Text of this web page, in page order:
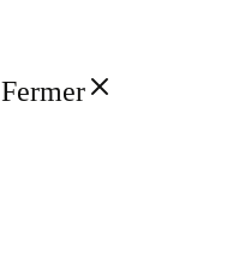
Fermer